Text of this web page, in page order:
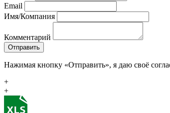
Email
Имя/Компания
Комментарий
Отправить
Нажимая кнопку «Отправить», я даю своё
+
+